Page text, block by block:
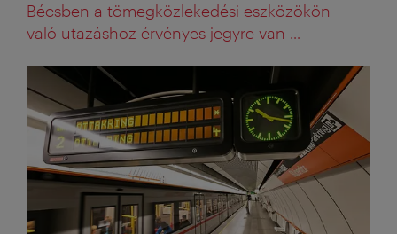
Bécsben a tömegközlekedési eszközökön
való utazáshoz érvényes jegyre van ...